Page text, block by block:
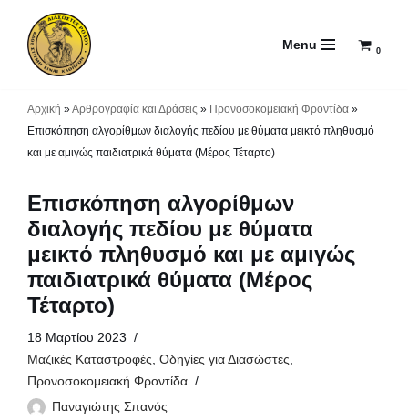
Μεταπηδήστε
Menu 0
Αρχική »Αρθρογραφία και Δράσεις » Προνοσοκομειακή Φροντίδα »
Επισκόπηση αλγορίθμων διαλογής πεδίου με θύματα μεικτό πληθυσμό
και με αμιγώς παιδιατρικά θύματα (Μέρος Τέταρτο)
Επισκόπηση αλγορίθμων
διαλογής πεδίου με θύματα
μεικτό πληθυσμό και με αμιγώς
παιδιατρικά θύματα (Μέρος
Τέταρτο)
18 Μαρτίου 2023
Μαζικές Καταστροφές, Οδηγίες για Διασώστες,
Προνοσοκομειακή Φροντίδα
Παναγιώτης Σπανός